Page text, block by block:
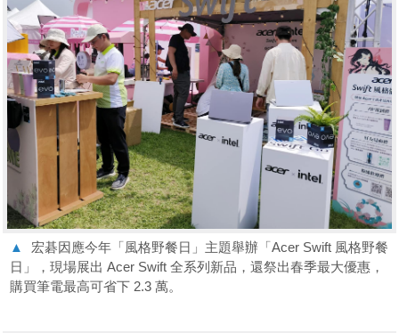
▲
宏碁因應今年「風格野餐日」主題舉辦「Acer Swift 風格野餐
日」，現場展出 Acer Swift 全系列新品，還祭出春季最大優惠，
購買筆電最高可省下 2.3 萬。